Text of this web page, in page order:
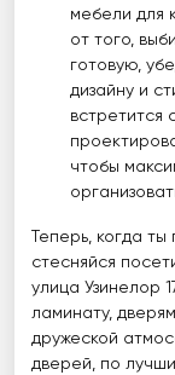
мебели для
от того,
готовую,
дизайну и
встретится
чтобы
Теперь, когда
стесняйся
улица Узинелор
ламинату,
дружеской
дверей, по